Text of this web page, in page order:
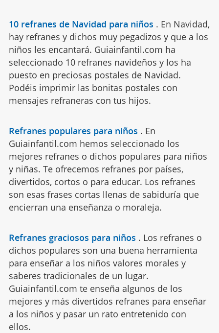
10 refranes de Navidad para niños . En Navidad,
hay refranes y dichos muy pegadizos y que a los
niños les encantará. Guiainfantil.com ha
seleccionado 10 refranes navideños y los ha
puesto en preciosas postales de Navidad.
Podéis imprimir las bonitas postales con
mensajes refraneras con tus hijos.
Refranes populares para niños . En
Guiainfantil.com hemos seleccionado los
mejores refranes o dichos populares para niños
y niñas. Te ofrecemos refranes por países,
divertidos, cortos o para educar. Los refranes
son esas frases cortas llenas de sabiduría que
encierran una enseñanza o moraleja.
Refranes graciosos para niños . Los refranes o
dichos populares son una buena herramienta
para enseñar a los niños valores morales y
saberes tradicionales de un lugar.
Guiainfantil.com te enseña algunos de los
mejores y más divertidos refranes para enseñar
a los niños y pasar un rato entretenido con
ellos.